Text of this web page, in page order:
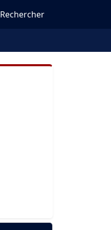
Rechercher